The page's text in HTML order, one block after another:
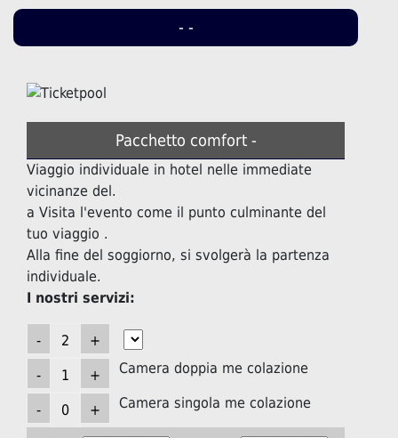
- -
Pacchetto comfort -
Viaggio individuale in hotel nelle immediate
vicinanze del.
a Visita l'evento come il punto culminante del
tuo viaggio .
Alla fine del soggiorno, si svolgerà la partenza
individuale.
I nostri servizi:
Camera doppia me colazione
Camera singola me colazione